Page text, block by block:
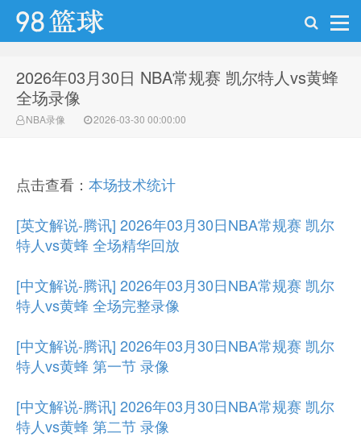
98篮球网
2026年03月30日 NBA常规赛 凯尔特人vs黄蜂
全场录像
NBA录像 2026-03-30 00:00:00
点击查看： 本场技术统计
[英文解说-腾讯] 2026年03月30日NBA常规赛 凯尔
特人vs黄蜂 全场精华回放
[中文解说-腾讯] 2026年03月30日NBA常规赛 凯尔
特人vs黄蜂 全场完整录像
[中文解说-腾讯] 2026年03月30日NBA常规赛 凯尔
特人vs黄蜂 第一节 录像
[中文解说-腾讯] 2026年03月30日NBA常规赛 凯尔
特人vs黄蜂 第二节 录像